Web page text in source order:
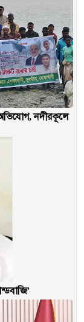
নদীরকূলে